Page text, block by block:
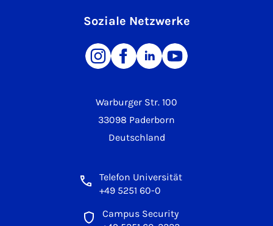
Warburger Str. 100
33098 Paderborn
Deutschland
Telefon Universität
+49 5251 60-0
Campus Security
Soziale Netzwerke